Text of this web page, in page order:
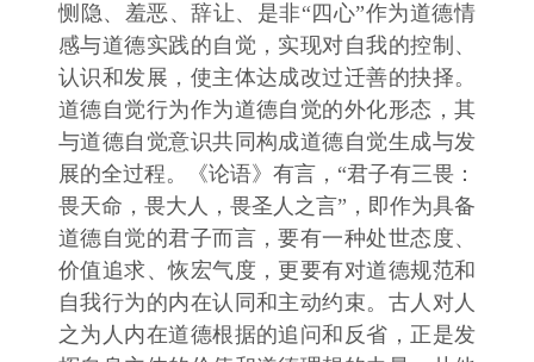
恻隐、羞恶、辞让、是非“四心”作为道德情
感与道德实践的自觉，实现对自我的控制、
认识和发展，使主体达成改过迁善的抉择。
道德自觉行为作为道德自觉的外化形态，其
与道德自觉意识共同构成道德自觉生成与发
展的全过程。《论语》有言，“君子有三畏：
畏天命，畏大人，畏圣人之言”，即作为具备
道德自觉的君子而言，要有一种处世态度、
价值追求、恢宏气度，更要有对道德规范和
自我行为的内在认同和主动约束。古人对人
之为人内在道德根据的追问和反省，正是发